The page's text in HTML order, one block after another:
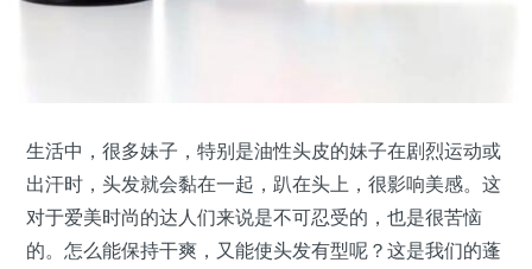
生活中，很多妹子，特别是油性头皮的妹子在剧烈运动或
出汗时，头发就会黏在一起，趴在头上，很影响美感。这
对于爱美时尚的达人们来说是不可忍受的，也是很苦恼
的。怎么能保持干爽，又能使头发有型呢？这是我们的蓬